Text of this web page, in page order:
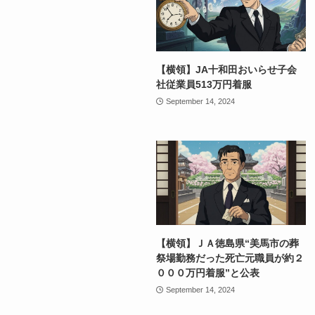
【横領】JA十和田おいらせ子会
社従業員513万円着服
September 14, 2024
【横領】ＪＡ徳島県“美馬市の葬
祭場勤務だった死亡元職員が約２
０００万円着服”と公表
September 14, 2024